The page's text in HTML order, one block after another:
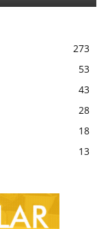
273
53
43
28
18
13